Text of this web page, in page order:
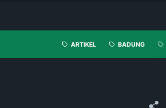
ARTIKEL BADUNG